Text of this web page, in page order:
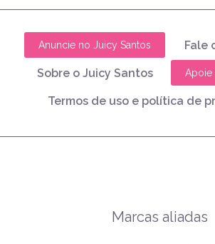
Anuncie no Juicy Santos Fale
Sobre o Juicy Santos Apoie
Termos de uso e política de
Marcas aliadas